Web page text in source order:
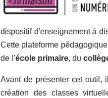
dispositif d'enseignement à
Cette plateforme
de l’école primaire, du
Avant de présenter cet outil,
création des classes